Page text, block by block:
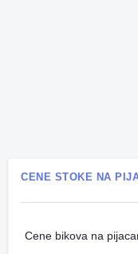
CENE STOKE NA
Cene bikova na